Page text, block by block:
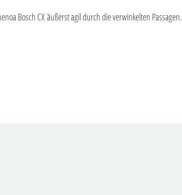
Bosch CX äußerst agil durch die verwinkelten Passagen.